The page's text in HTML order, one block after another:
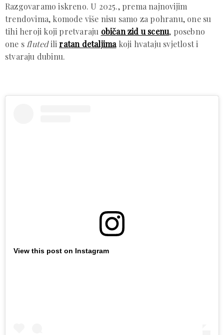
Razgovaramo iskreno. U 2025., prema najnovijim
trendovima, komode više nisu samo za pohranu, one su
tihi heroji koji pretvaraju običan zid u scenu, posebno
one s fluted ili ratan detaljima koji hvataju svjetlost i
stvaraju dubinu.
View this post on Instagram